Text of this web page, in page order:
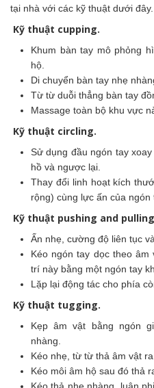
tại nhà với các kỹ thuật dưới đây.
Kỹ thuật cupping.
Khum bàn tay mô phỏng
hộ.
Di chuyển bàn tay nhẹ
Từ từ duỗi thẳng bàn tay
Massage toàn bộ khu vực
Kỹ thuật circling.
Sử dụng đầu ngón tay
hồ và ngược lại.
Thay đổi linh hoạt kích
rộng) cùng lực ấn của ngón
Kỹ thuật pushing and
Ấn nhẹ, cường độ liên tục
Kéo ngón tay dọc theo
trí này bằng một ngón tay
Lặp lại động tác cho phía
Kỹ thuật tugging.
Kẹp âm vật bằng ngón
nhàng.
Kéo nhẹ, từ từ thả âm vật ra.
Kéo môi âm hộ sau đó thả